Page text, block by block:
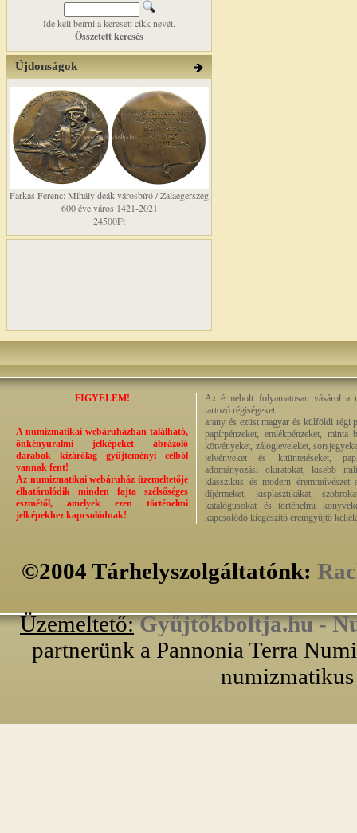
Ide kell beírni a keresett cikk nevét.
Összetett keresés
Újdonságok
Farkas Ferenc: Mihály deák városbíró / Zalaegerszeg
600 éve város 1421-2021
24500Ft
FIGYELEM!
A numizmatikai webáruházban található,
önkényuralmi jelképeket ábrázoló
darabok kizárólag gyűjteményi célból
vannak fent!
Az numizmatikai webáruház üzemeltetője
elhatárolódik minden fajta szélsőséges
eszmétől, amelyek ezen történelmi
jelképekhez kapcsolódnak!
Az érmebolt folyamatosan vásárol a
tartozó régiségeket:
arany és ezüst magyar és külföldi régi
papírpénzeket, emlékpénzeket, minta
kötvényeket, zálogleveleket,
jelvényeket és kitüntetéseket,
adományozási okiratokat, kisebb
klasszikus és modern éremművészet
díjérmeket, kisplasztikákat,
katalógusokat és történelmi
kapcsolódó kiegészítő éremgyűjtő
©2004 Tárhelyszolgáltatónk:
Üzemeltető: Gyűjtőkboltja.hu -
partnerünk a Pannonia Terra
numizmatikus